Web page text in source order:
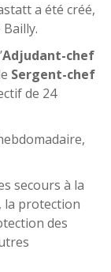
a été créé,
Adjudant-chef
Sergent-chef
de 24
secours à la
la protection
des